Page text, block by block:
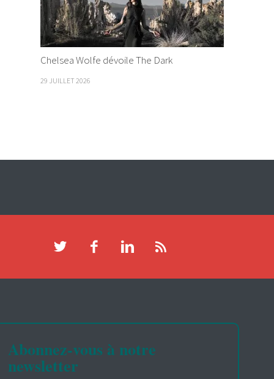
Chelsea Wolfe dévoile The Dark
29 JUILLET 2026
Abonnez-vous à notre
newsletter